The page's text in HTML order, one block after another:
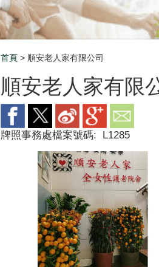
Breadcrumb
首頁 > 順安老人家有限公司
順安老人家有限
牌照事務處檔案號碼: L1285